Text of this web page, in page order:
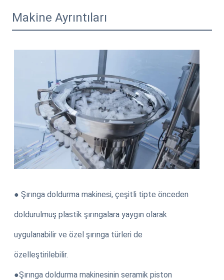
Makine Ayrıntıları
● Şırınga doldurma makinesi, çeşitli tipte önceden
doldurulmuş plastik şırıngalara yaygın olarak
uygulanabilir ve özel şırınga türleri de
özelleştirilebilir.
●Şırınga doldurma makinesinin seramik piston